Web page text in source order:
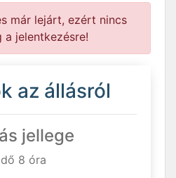
már lejárt, ezért nincs
a jelentkezésre!
az állásról
jellege
8 óra